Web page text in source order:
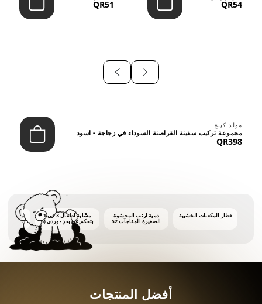
QR54
QR51
مولد كينج
مجموعة تركيب سفينة القراصنة السوداء في زجاجة - اسود
QR398
قطار المكعبات الخشبية
دمية أرنب المحشوة
الصغيرة المفاجآت S2
مشّاية أطفال 3 في 1
بتحكم عن بعد - وردي (6
أشهر فأكثر)
ماكينة
أفضل المنتجات